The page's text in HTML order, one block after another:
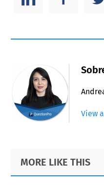
View
Primary
Sidebar
Footer
MORE LIKE THIS